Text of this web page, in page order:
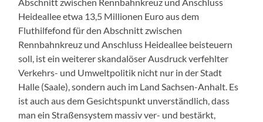
Heideallee etwa 13,5 Millionen Euro aus dem
Fluthilfefond für den Abschnitt zwischen
Rennbahnkreuz und Anschluss Heideallee beisteuern
soll, ist ein weiterer skandalöser Ausdruck verfehlter
Verkehrs- und Umweltpolitik nicht nur in der Stadt
Halle (Saale), sondern auch im Land Sachsen-Anhalt. Es
ist auch aus dem Gesichtspunkt unverständlich, dass
man ein Straßensystem massiv ver- und bestärkt,